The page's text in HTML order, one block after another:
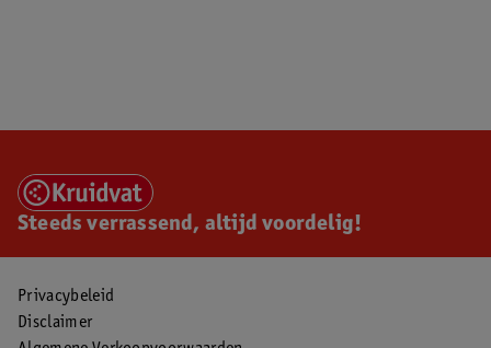
Steeds verrassend, altijd voordelig!
Privacybeleid
Disclaimer